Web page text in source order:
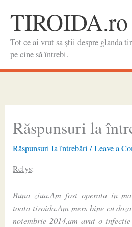
contentTIROIDA.ro
Tot ce ai vrut sa știi despre glanda
pe cine să întrebi.
Răspunsuri la
Răspunsuri la întrebări /Leave a
Relys:
Buna ziua.Am fost operata in
toata tiroida.Am mers bine cu
noiembrie 2014,am avut o